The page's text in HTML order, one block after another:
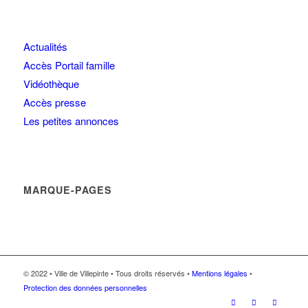
Actualités
Accès Portail famille
Vidéothèque
Accès presse
Les petites annonces
MARQUE-PAGES
© 2022 • Ville de Villepinte • Tous droits réservés •Mentions légales •
Protection des données personnelles